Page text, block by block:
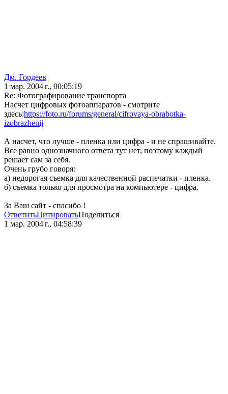
Дм. Гордеев
1 мар. 2004 г., 00:05:19
Re: Фотографирование транспорта
Насчет цифровых фотоаппаратов - смотрите
здесь:https://foto.ru/forums/general/cifrovaya-obrabotka-
izobrazhenij
А насчет, что лучше - пленка или цифра - и не спрашивайте.
Все равно однозначного ответа тут нет, поэтому каждый
решает сам за себя.
Очень грубо говоря:
а) недорогая съемка для качественной распечатки - пленка.
б) съемка только для просмотра на компьютере - цифра.
За Ваш сайт - спасибо !
ОтветитьЦитироватьПоделиться
1 мар. 2004 г., 04:58:39